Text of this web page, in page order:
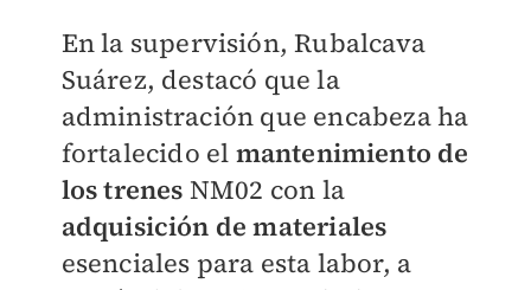
En la supervisión, Rubalcava
Suárez, destacó que la
administración que encabeza ha
fortalecido el mantenimiento de
los trenes NM02 con la
adquisición de materiales
esenciales para esta labor, a